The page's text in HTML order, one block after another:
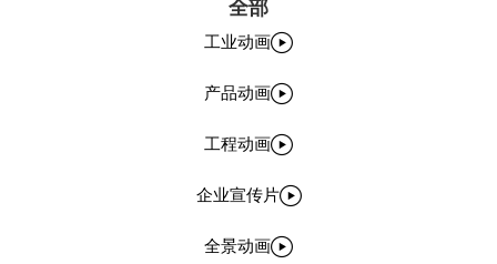
全部
工业动画
产品动画
工程动画
企业宣传片
全景动画